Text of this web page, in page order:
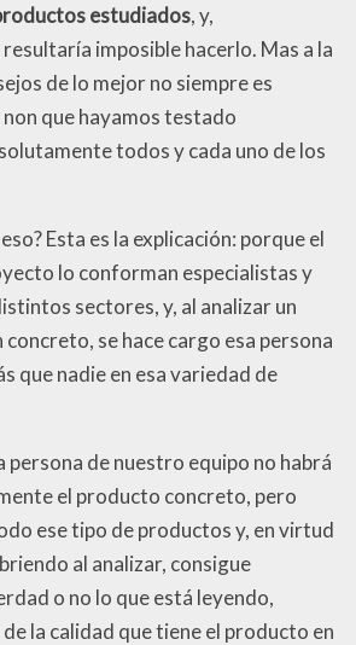
estudiados, y,
imposible hacerlo. Mas a la
de lo mejor no siempre es
que hayamos testado
todos y cada uno de los
Esta es la explicación: porque el
lo conforman especialistas y
sectores, y, al analizar un
se hace cargo esa persona
que nadie en esa variedad de
persona de nuestro equipo no habrá
el producto concreto, pero
ese tipo de productos y, en virtud
al analizar, consigue
o no lo que está leyendo,
la calidad que tiene el producto en